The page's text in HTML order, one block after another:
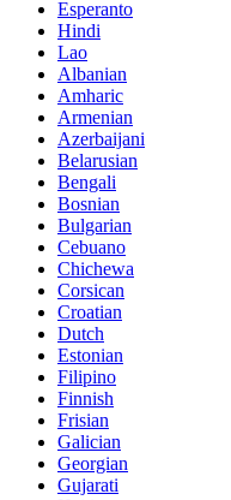
Esperanto
Hindi
Lao
Albanian
Amharic
Armenian
Azerbaijani
Belarusian
Bengali
Bosnian
Bulgarian
Cebuano
Chichewa
Corsican
Croatian
Dutch
Estonian
Filipino
Finnish
Frisian
Galician
Georgian
Gujarati